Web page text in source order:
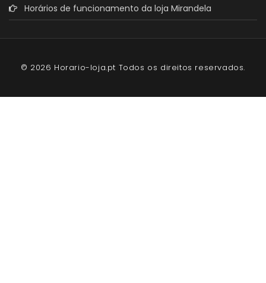
Horários de funcionamento da loja Mirandela
© 2026 Horario-loja.pt Todos os direitos reservados.